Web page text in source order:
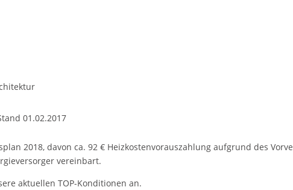
01.02.2017
2018, davon ca. 92 € Heizkostenvorauszahlung aufgrund des
vereinbart.
aktuellen TOP-Konditionen an.